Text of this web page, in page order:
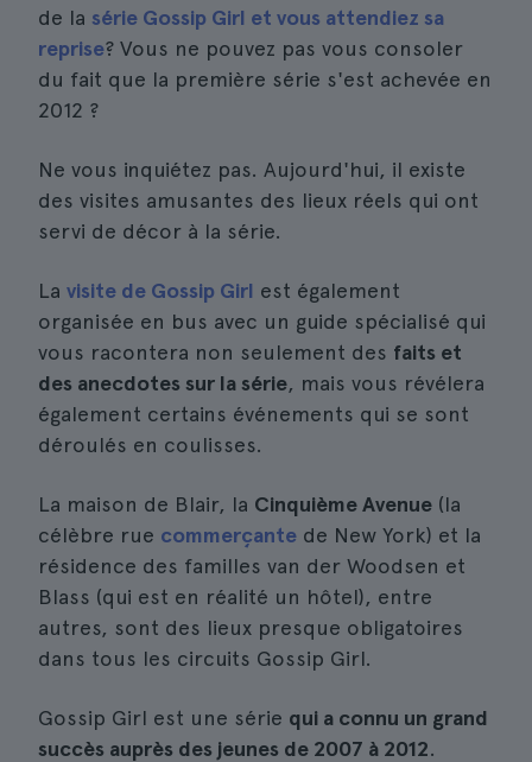
de la série Gossip Girl et vous attendiez sa
reprise? Vous ne pouvez pas vous consoler
du fait que la première série s'est achevée en
2012 ?
Ne vous inquiétez pas. Aujourd'hui, il existe
des visites amusantes des lieux réels qui ont
servi de décor à la série.
La visite de Gossip Girl est également
organisée en bus avec un guide spécialisé qui
vous racontera non seulement des faits et
des anecdotes sur la série, mais vous révélera
également certains événements qui se sont
déroulés en coulisses.
La maison de Blair, la Cinquième Avenue (la
célèbre rue commerçante de New York) et la
résidence des familles van der Woodsen et
Blass (qui est en réalité un hôtel), entre
autres, sont des lieux presque obligatoires
dans tous les circuits Gossip Girl.
Gossip Girl est une série qui a connu un grand
succès auprès des jeunes de 2007 à 2012.